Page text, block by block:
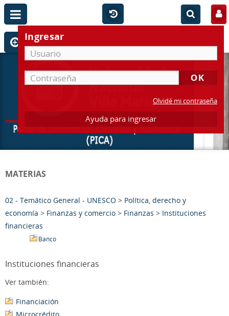
Ingresar
Olvidé mi contraseña
Ayuda para ingresar
MATERIAS
02 - Temático General - UNESCO > Política, derecho y
economía > Finanzas y comercio > Finanzas > Instituciones
financieras
Banco
Instituciones financieras
Ver también:
Financiación